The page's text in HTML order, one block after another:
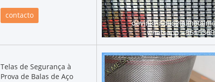
contacto
Telas de Segurança à
Prova de Balas de Aço